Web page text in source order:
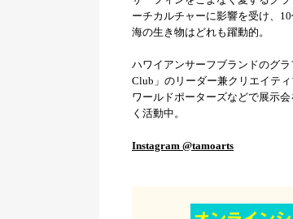
ーチカルチャーに影響を受け、
海の生き物はどれも躍動的。
ハワイアンサーフブランドのグ
Club」のリーダー兼クリエイテ
ワールドポーターズなどで展示
く活動中。
Instagram @tamoarts